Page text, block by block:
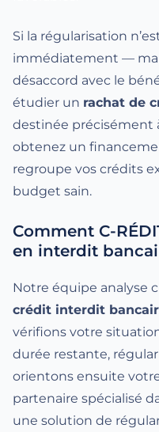
Si la régularisation
immédiatement —
désaccord avec le
étudier un rachat de
destinée précisément
obtenez un
regroupe vos crédits
budget sain.
Comment C-
en interdit
Notre équipe analyse
crédit interdit
vérifions votre
durée restante,
orientons ensuite
partenaire spécialisé
une solution de